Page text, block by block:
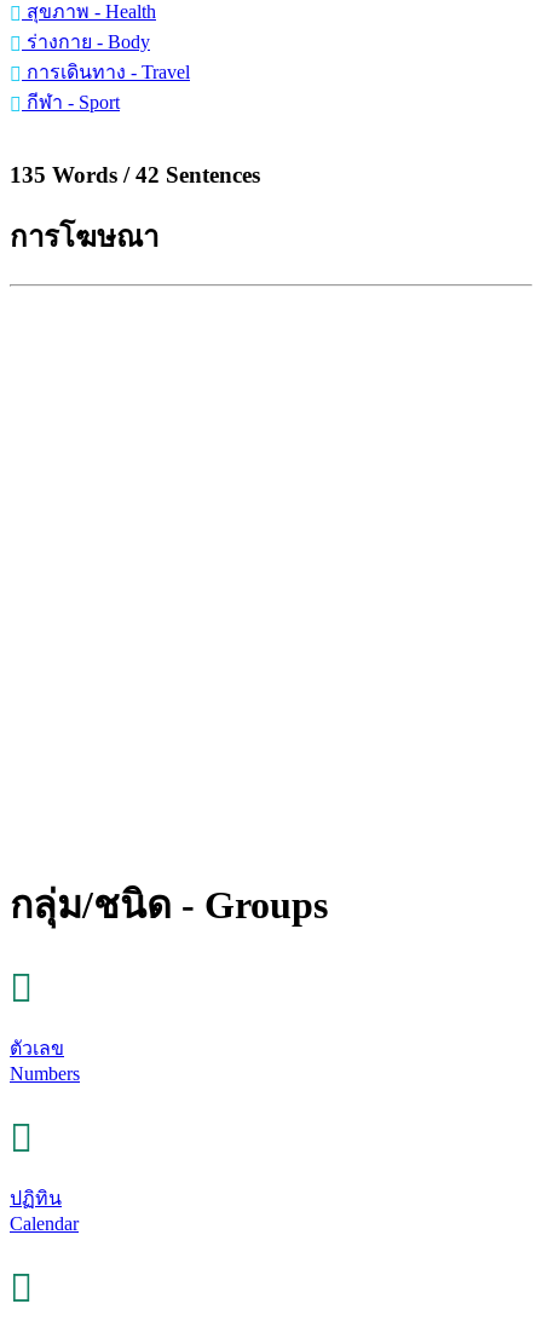
สุขภาพ - Health
ร่างกาย - Body
การเดินทาง - Travel
กีฬา - Sport
135 Words / 42 Sentences
การโฆษณา
กลุ่ม/ชนิด - Groups
ตัวเลข
Numbers
ปฏิทิน
Calendar